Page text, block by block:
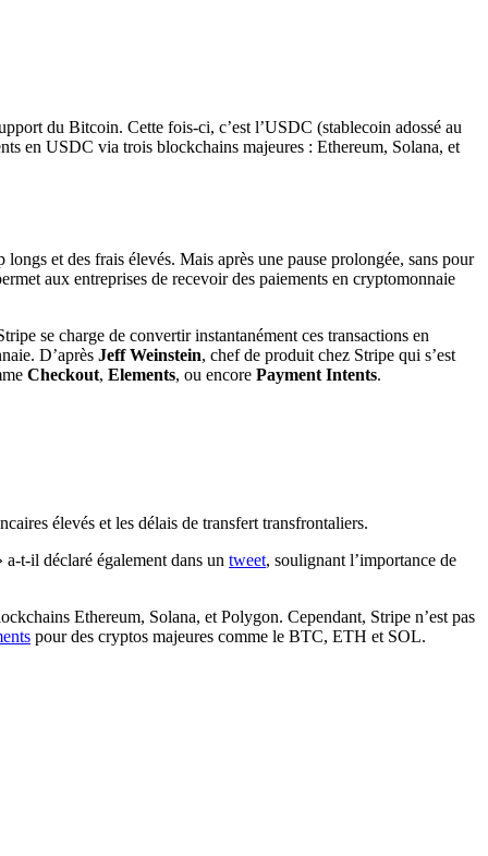
du Bitcoin. Cette fois-ci, c’est l’USDC (stablecoin adossé au
en USDC via trois blockchains majeures : Ethereum, Solana, et
et des frais élevés. Mais après une pause prolongée, sans pour
aux entreprises de recevoir des paiements en cryptomonnaie
se charge de convertir instantanément ces transactions en
D’après Jeff Weinstein, chef de produit chez Stripe qui s’est
Checkout, Elements, ou encore Payment Intents.
élevés et les délais de transfert transfrontaliers.
a-t-il déclaré également dans un tweet, soulignant l’importance de
Ethereum, Solana, et Polygon. Cependant, Stripe n’est pas
pour des cryptos majeures comme le BTC, ETH et SOL.